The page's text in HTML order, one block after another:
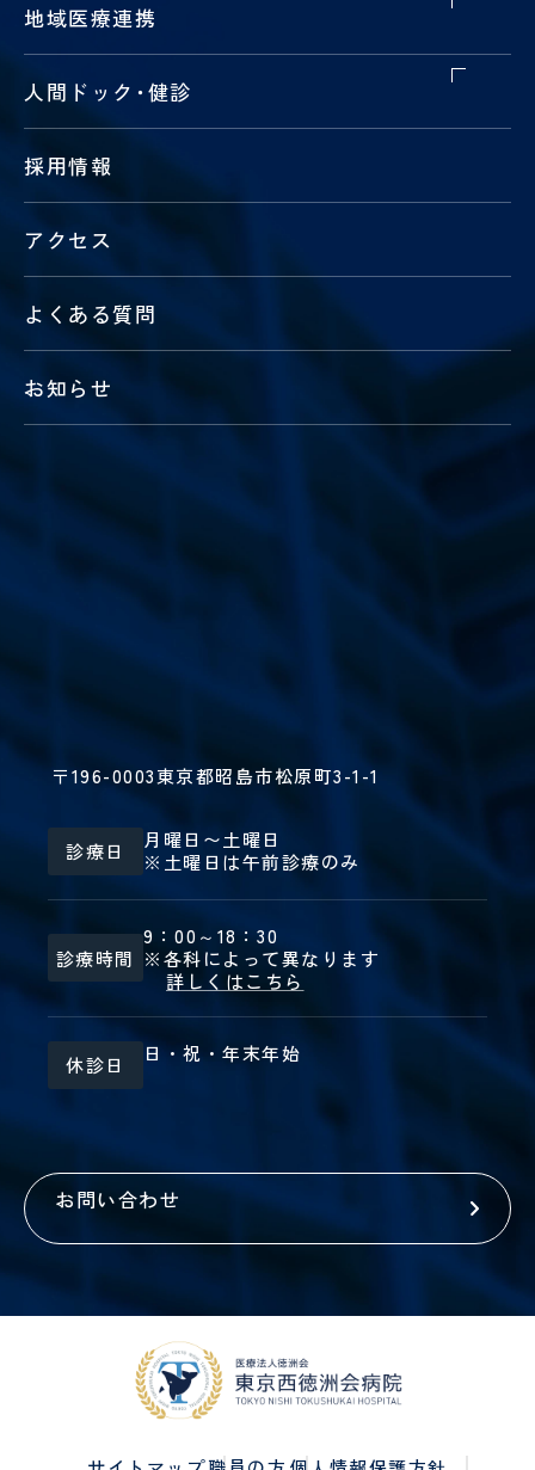
地域医療連携
人間ドック・健診
採用情報
アクセス
よくある質問
お知らせ
〒196-0003東京都昭島市松原町3-1-1
診療日
月曜日〜土曜日
※土曜日は午前診療のみ
診療時間
9：00～18：30
※各科によって異なります
詳しくはこちら
休診日 日・祝・年末年始
お問い合わせ